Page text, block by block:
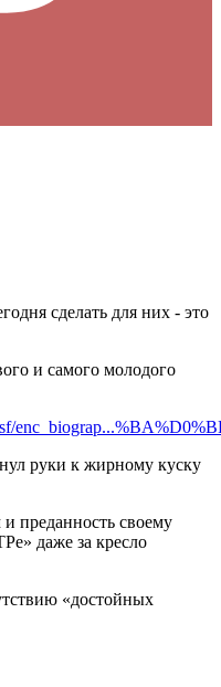
сделать для них - это
и самого молодого
руки к жирному куску
преданность своему
даже за кресло
«достойных